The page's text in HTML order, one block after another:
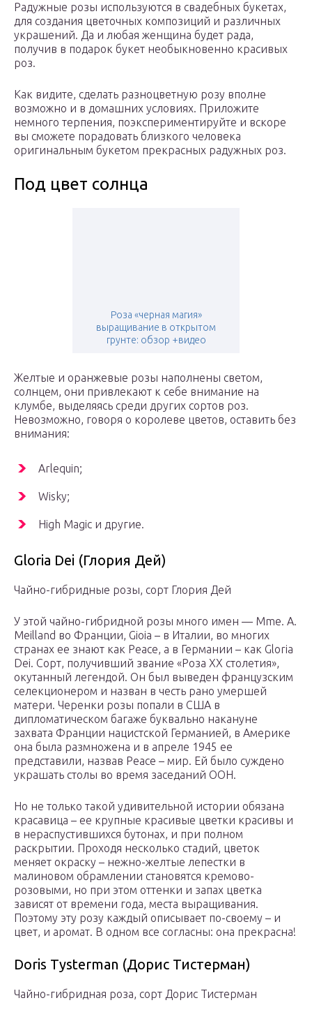
Радужные розы используются в свадебных букетах,
для создания цветочных композиций и различных
украшений. Да и любая женщина будет рада,
получив в подарок букет необыкновенно красивых
роз.
Как видите, сделать разноцветную розу вполне
возможно и в домашних условиях. Приложите
немного терпения, поэкспериментируйте и вскоре
вы сможете порадовать близкого человека
оригинальным букетом прекрасных радужных роз.
Под цвет солнца
Роза «черная магия»
выращивание в открытом
грунте: обзор +видео
Желтые и оранжевые розы наполнены светом,
солнцем, они привлекают к себе внимание на
клумбе, выделяясь среди других сортов роз.
Невозможно, говоря о королеве цветов, оставить без
внимания:
Arlequin;
Wisky;
High Magic и другие.
Gloria Dei (Глория Дей)
Чайно-гибридные розы, сорт Глория Дей
У этой чайно-гибридной розы много имен — Mme. A.
Meilland во Франции, Gioia – в Италии, во многих
странах ее знают как Peace, а в Германии – как Gloria
Dei. Сорт, получивший звание «Роза ХХ столетия»,
окутанный легендой. Он был выведен французским
селекционером и назван в честь рано умершей
матери. Черенки розы попали в США в
дипломатическом багаже буквально накануне
захвата Франции нацистской Германией, в Америке
она была размножена и в апреле 1945 ее
представили, назвав Peace – мир. Ей было суждено
украшать столы во время заседаний ООН.
Но не только такой удивительной истории обязана
красавица – ее крупные красивые цветки красивы и
в нераспустившихся бутонах, и при полном
раскрытии. Проходя несколько стадий, цветок
меняет окраску – нежно-желтые лепестки в
малиновом обрамлении становятся кремово-
розовыми, но при этом оттенки и запах цветка
зависят от времени года, места выращивания.
Поэтому эту розу каждый описывает по-своему – и
цвет, и аромат. В одном все согласны: она прекрасна!
Doris Tysterman (Дорис Тистерман)
Чайно-гибридная роза, сорт Дорис Тистерман